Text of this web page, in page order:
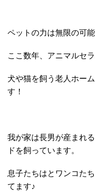
ペットの力は無限の可
ここ数年、アニマルセ
犬や猫を飼う老人ホー
す！
我が家は長男が産まれ
ドを飼っています。
息子たちはとワンコた
てます♪